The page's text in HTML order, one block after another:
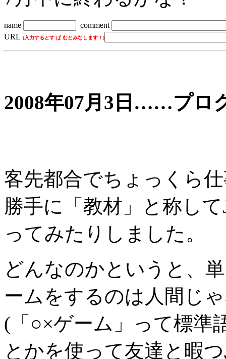
name
comment
URL (入力するとす ぱ むとみなします！)
2008年07月3日……プロ
客先都合でちょっくら
勝手に「教材」と称し
ってみたりしました。
どんなのかというと、
ームをするのは人間じ
(「○×ゲーム」って標準
とかを使って友達と暇